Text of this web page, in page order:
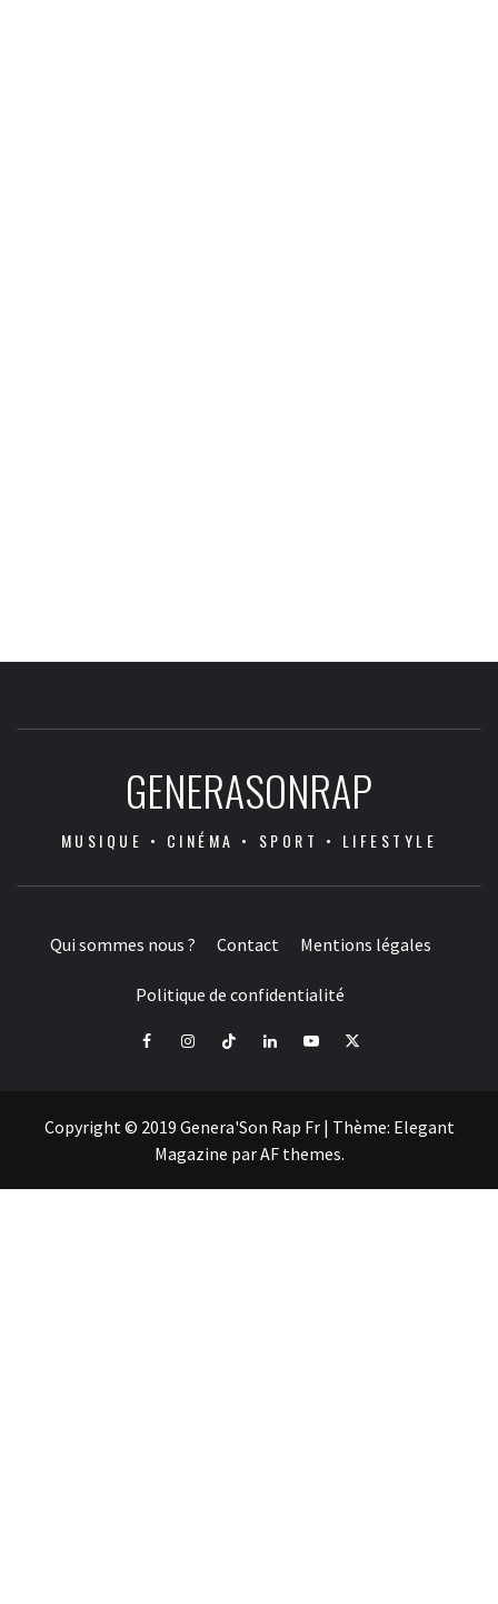
GENERASONRAP
MUSIQUE • CINÉMA • SPORT • LIFESTYLE
Qui sommes nous ? Contact Mentions légales
Politique de confidentialité
FacebookInstagramTiktok LinkedInYoutube
X
Copyright © 2019 Genera'Son Rap Fr | Thème: Elegant
Magazine parAF themes.